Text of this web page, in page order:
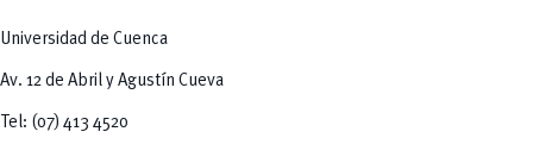
Universidad de Cuenca
Av. 12 de Abril y Agustín Cueva
Tel: (07) 413 4520